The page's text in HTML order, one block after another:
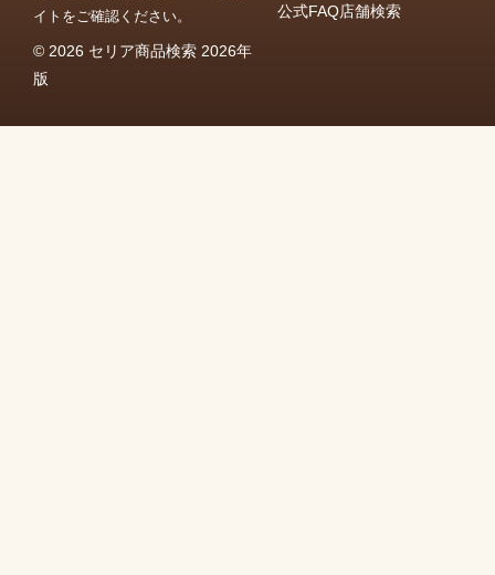
イトをご確認ください。
© 2026 セリア商品検索 2026年
版
公式FAQ店舗検索